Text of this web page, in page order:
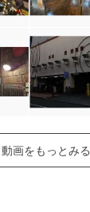
画をもっとみる